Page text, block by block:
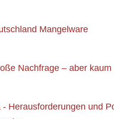
Mangelware
Nachfrage – aber kaum
Herausforderungen und